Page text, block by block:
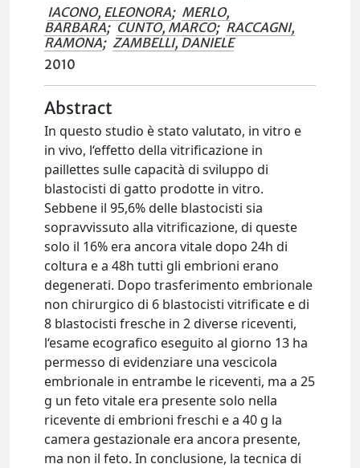
IACONO, ELEONORA; MERLO,
BARBARA; CUNTO, MARCO; RACCAGNI,
RAMONA; ZAMBELLI, DANIELE
2010
Abstract
In questo studio è stato valutato, in vitro e
in vivo, l‘effetto della vitrificazione in
paillettes sulle capacità di sviluppo di
blastocisti di gatto prodotte in vitro.
Sebbene il 95,6% delle blastocisti sia
sopravvissuto alla vitrificazione, di queste
solo il 16% era ancora vitale dopo 24h di
coltura e a 48h tutti gli embrioni erano
degenerati. Dopo trasferimento embrionale
non chirurgico di 6 blastocisti vitrificate e di
8 blastocisti fresche in 2 diverse riceventi,
l‘esame ecografico eseguito al giorno 13 ha
permesso di evidenziare una vescicola
embrionale in entrambe le riceventi, ma a 25
g un feto vitale era presente solo nella
ricevente di embrioni freschi e a 40 g la
camera gestazionale era ancora presente,
ma non il feto. In conclusione, la tecnica di